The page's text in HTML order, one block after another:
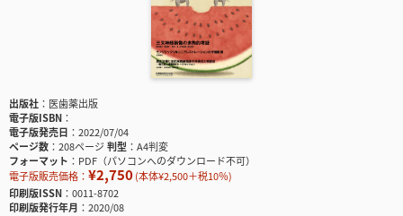
出版社
医歯薬出版
電子版ISBN
電子版発売日
2022/07/04
ページ数
208ページ判型
A4判変
フォーマット
PDF（パソコンへのダウンロード不可）
電子版販売価格： ¥2,750(本体¥2,500＋税10％)
印刷版ISSN
0011-8702
印刷版発行年月
2020/08